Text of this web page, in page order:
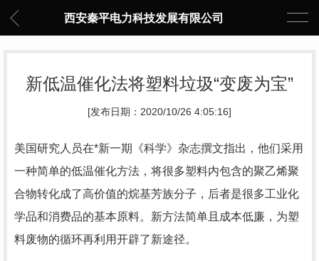
西安秦平电力科技发展有限公司
新低温催化法将塑料垃圾“变废为宝”
[发布日期：2020/10/26 4:05:16]
美国研究人员在*新一期《科学》杂志撰文指出，他们采用
一种简单的低温催化方法，将很多塑料内包含的聚乙烯聚
合物转化成了高价值的烷基芳族分子，后者是很多工业化
学品和消费品的基本原料。新方法简单且成本低廉，为塑
料废物的循环再利用开辟了新途径。